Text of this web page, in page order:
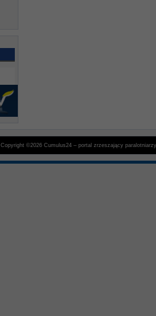
Copyright ©2026 Cumulus24 – portal zrzeszający